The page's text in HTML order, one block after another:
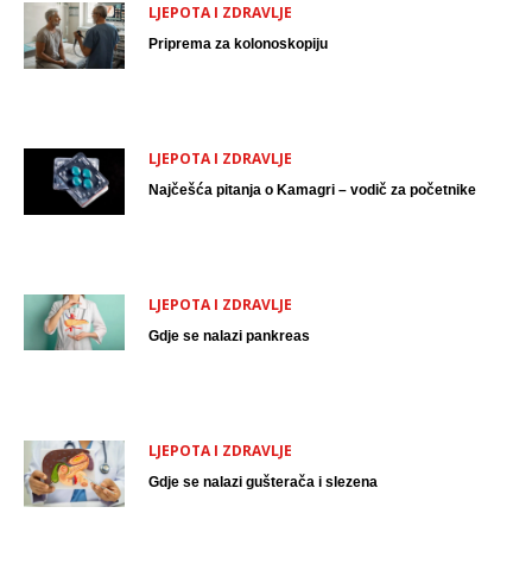
LJEPOTA I ZDRAVLJE
Priprema za kolonoskopiju
LJEPOTA I ZDRAVLJE
Najčešća pitanja o Kamagri – vodič za početnike
LJEPOTA I ZDRAVLJE
Gdje se nalazi pankreas
LJEPOTA I ZDRAVLJE
Gdje se nalazi gušterača i slezena